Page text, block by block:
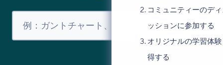
コミュニティーのデ
ッションに参加する
オリジナルの学習体
得する